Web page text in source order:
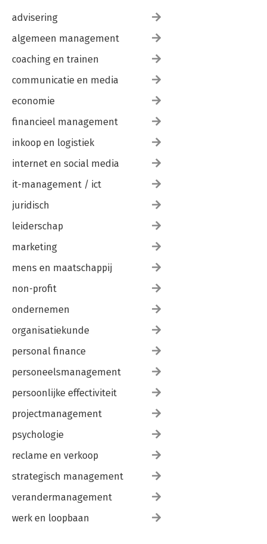
advisering
algemeen management
coaching en trainen
communicatie en media
economie
financieel management
inkoop en logistiek
internet en social media
it-management / ict
juridisch
leiderschap
marketing
mens en maatschappij
non-profit
ondernemen
organisatiekunde
personal finance
personeelsmanagement
persoonlijke effectiviteit
projectmanagement
psychologie
reclame en verkoop
strategisch management
verandermanagement
werk en loopbaan